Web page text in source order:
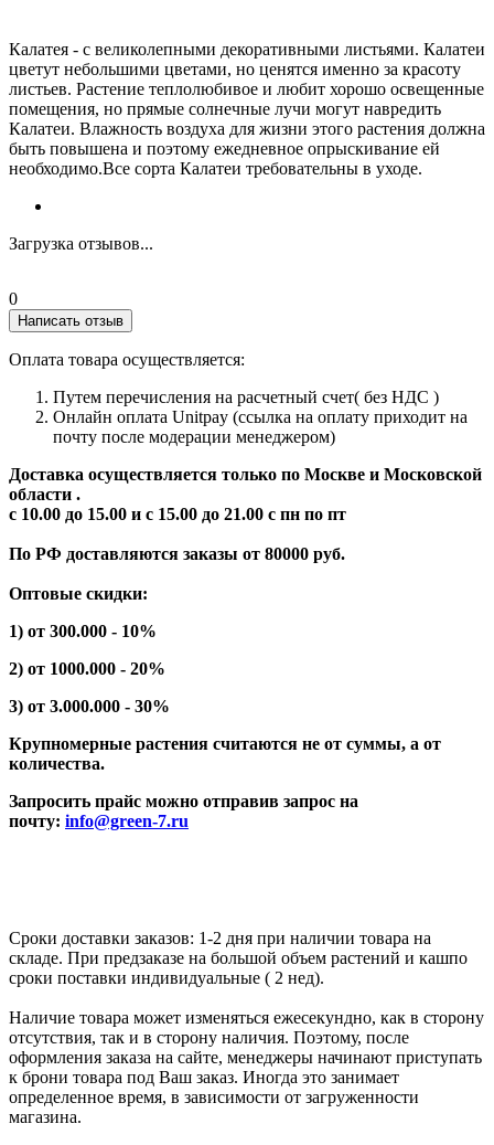
Калатея - с великолепными декоративными листьями. Калатеи
цветут небольшими цветами, но ценятся именно за красоту
листьев. Растение теплолюбивое и любит хорошо освещенные
помещения, но прямые солнечные лучи могут навредить
Калатеи. Влажность воздуха для жизни этого растения должна
быть повышена и поэтому ежедневное опрыскивание ей
необходимо.Все сорта Калатеи требовательны в уходе.
Загрузка отзывов...
0
Написать отзыв
Оплата товара осуществляется:
Путем перечисления на расчетный счет( без НДС )
Онлайн оплата Unitpay (ссылка на оплату приходит на
почту после модерации менеджером)
Доставка осуществляется только по Москве и Московской
области .
с 10.00 до 15.00 и с 15.00 до 21.00 с пн по пт
По РФ доставляются заказы от 80000 руб.
Оптовые скидки:
1) от 300.000 - 10%
2) от 1000.000 - 20%
3) от 3.000.000 - 30%
Крупномерные растения считаются не от суммы, а от
количества.
Запросить прайс можно отправив запрос на
почту: info@green-7.ru
Сроки доставки заказов: 1-2 дня при наличии товара на
складе. При предзаказе на большой объем растений и кашпо
сроки поставки индивидуальные ( 2 нед).
Наличие товара может изменяться ежесекундно, как в сторону
отсутствия, так и в сторону наличия. Поэтому, после
оформления заказа на сайте, менеджеры начинают приступать
к брони товара под Ваш заказ. Иногда это занимает
определенное время, в зависимости от загруженности
магазина.